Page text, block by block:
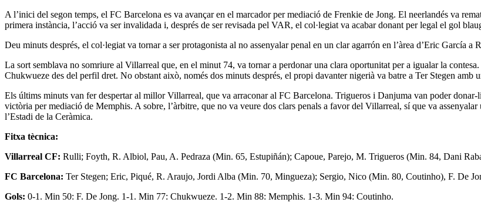
A l’inici del segon temps, el FC Barcelona es va avançar en el marcador per mediació de Frenkie de Jong. El neerlandés va
primera instància, l’acció va ser invalidada i, després de ser revisada pel VAR, el col·legiat va acabar donant per legal el gol
Deu minuts després, el col·legiat va tornar a ser protagonista al no assenyalar penal en un clar agarrón en l’àrea d’Eric García
La sort semblava no somriure al Villarreal que, en el minut 74, va tornar a perdonar una clara oportunitat per a igualar la
Chukwueze des del perfil dret. No obstant això, només dos minuts després, el propi davanter nigerià va batre a Ter Stegen amb
Els últims minuts van fer despertar al millor Villarreal, que va arraconar al FC Barcelona. Trigueros i Danjuma van poder
victòria per mediació de Memphis. A sobre, l’àrbitre, que no va veure dos clars penals a favor del Villarreal, sí que va
l’Estadi de la Ceràmica.
Fitxa tècnica:
Villarreal CF: Rulli; Foyth, R. Albiol, Pau, A. Pedraza (Min. 65, Estupiñán); Capoue, Parejo, M. Trigueros (Min. 84, Dani
FC Barcelona: Ter Stegen; Eric, Piqué, R. Araujo, Jordi Alba (Min. 70, Mingueza); Sergio, Nico (Min. 80, Coutinho), F. De
Gols: 0-1. Min 50: F. De Jong. 1-1. Min 77: Chukwueze. 1-2. Min 88: Memphis. 1-3. Min 94: Coutinho.